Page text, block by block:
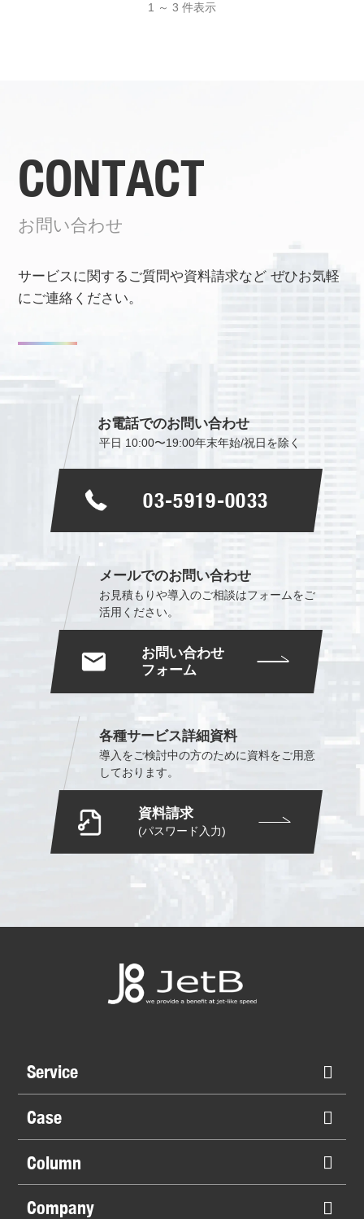
1 ～ 3 件表示
CONTACT
お問い合わせ
サービスに関するご質問や資料請求などぜひお気軽
にご連絡ください。
お電話でのお問い合わせ
平日 10:00〜19:00年末年始/祝日を除く
03-5919-0033
メールでのお問い合わせ
お見積もりや導入のご相談はフォームをご
活用ください。
お問い合わせ
フォーム
各種サービス詳細資料
導入をご検討中の方のために資料をご用意
しております。
資料請求
(パスワード入力)
Service
Case
Column
Company